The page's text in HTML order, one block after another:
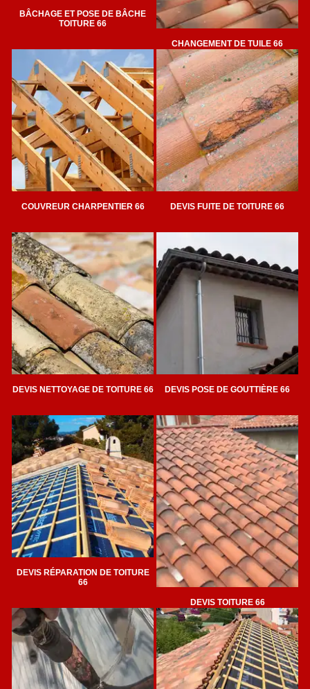
BÂCHAGE ET POSE DE BÂCHE
TOITURE 66
CHANGEMENT DE TUILE 66
COUVREUR CHARPENTIER 66 DEVIS FUITE DE TOITURE 66
DEVIS NETTOYAGE DE TOITURE 66 DEVIS POSE DE GOUTTIÈRE 66
DEVIS RÉPARATION DE TOITURE
66
DEVIS TOITURE 66